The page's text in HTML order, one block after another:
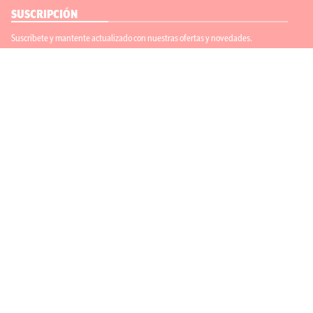
SUSCRIPCIÓN
Suscríbete y mantente actualizado con nuestras ofertas y novedades.